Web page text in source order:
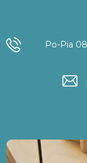
Po-Pia